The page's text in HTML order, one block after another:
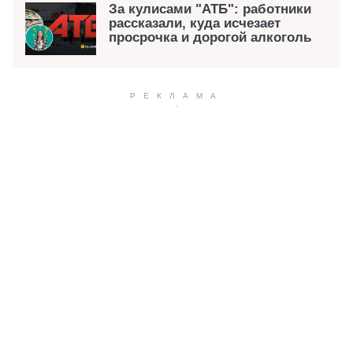
За кулисами "АТБ": работники
рассказали, куда исчезает
просрочка и дорогой алкоголь